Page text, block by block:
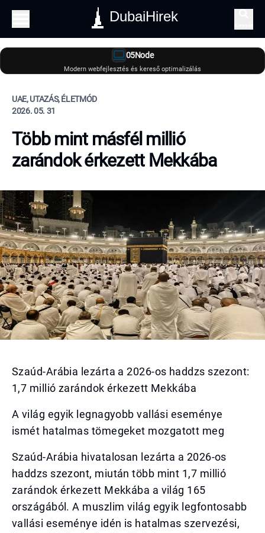
DubaiHirek
05Node
Modern webfejlesztés és kereső optimalizálás
UAE, UTAZÁS, ÉLETMÓD
2026. 05. 31
Több mint másfél millió
zarándok érkezett Mekkába
Szaúd-Arábia lezárta a 2026-os haddzs szezont:
1,7 millió zarándok érkezett Mekkába
A világ egyik legnagyobb vallási eseménye
ismét hatalmas tömegeket mozgatott meg
Szaúd-Arábia hivatalosan lezárta a 2026-os
haddzs szezont, miután több mint 1,7 millió
zarándok érkezett Mekkába a világ 165
országából. A muszlim világ egyik legfontosabb
vallási eseménye idén is hatalmas szervezési,